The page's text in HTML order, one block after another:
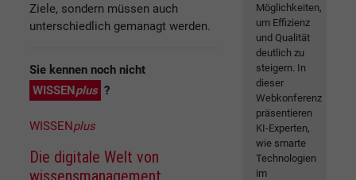
Ziele, sondern müssen auch
unterschiedlich gemanagt werden.
Sie kennen noch nicht
WISSENplus ?
WISSENplus
Die digitale Welt von
wissensmanagement
Möglichkeiten,
um Effizienz
und Qualität
deutlich zu
steigern. In
dieser
Webkonferenz
präsentieren
KI-Experten,
wie smarte
Technologien
im